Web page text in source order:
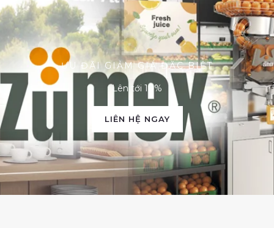
ƯU ĐÃI GIẢM GIÁ ĐẶC BIỆT
Lên tới 10%
LIÊN HỆ NGAY